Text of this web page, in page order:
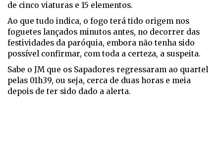
de cinco viaturas e 15 elementos.
Ao que tudo indica, o fogo terá tido origem nos
foguetes lançados minutos antes, no decorrer das
festividades da paróquia, embora não tenha sido
possível confirmar, com toda a certeza, a suspeita.
Sabe o JM que os Sapadores regressaram ao quartel
pelas 01h39, ou seja, cerca de duas horas e meia
depois de ter sido dado a alerta.